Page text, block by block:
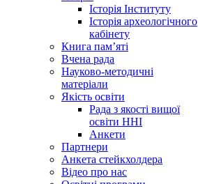
Історія Інституту
Історія археологічного
кабінету
Книга памʼяті
Вчена рада
Науково-методичні
матеріали
Якість освіти
Рада з якості вищої
освіти ННІ
Анкети
Партнери
Анкета стейкхолдера
Відео про нас